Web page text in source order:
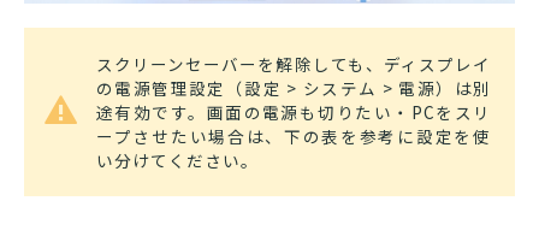
スクリーンセーバーを解除しても、ディスプレイ
の電源管理設定（設定 > システム > 電源）は別
途有効です。画面の電源も切りたい・PCをスリ
ープさせたい場合は、下の表を参考に設定を使
い分けてください。